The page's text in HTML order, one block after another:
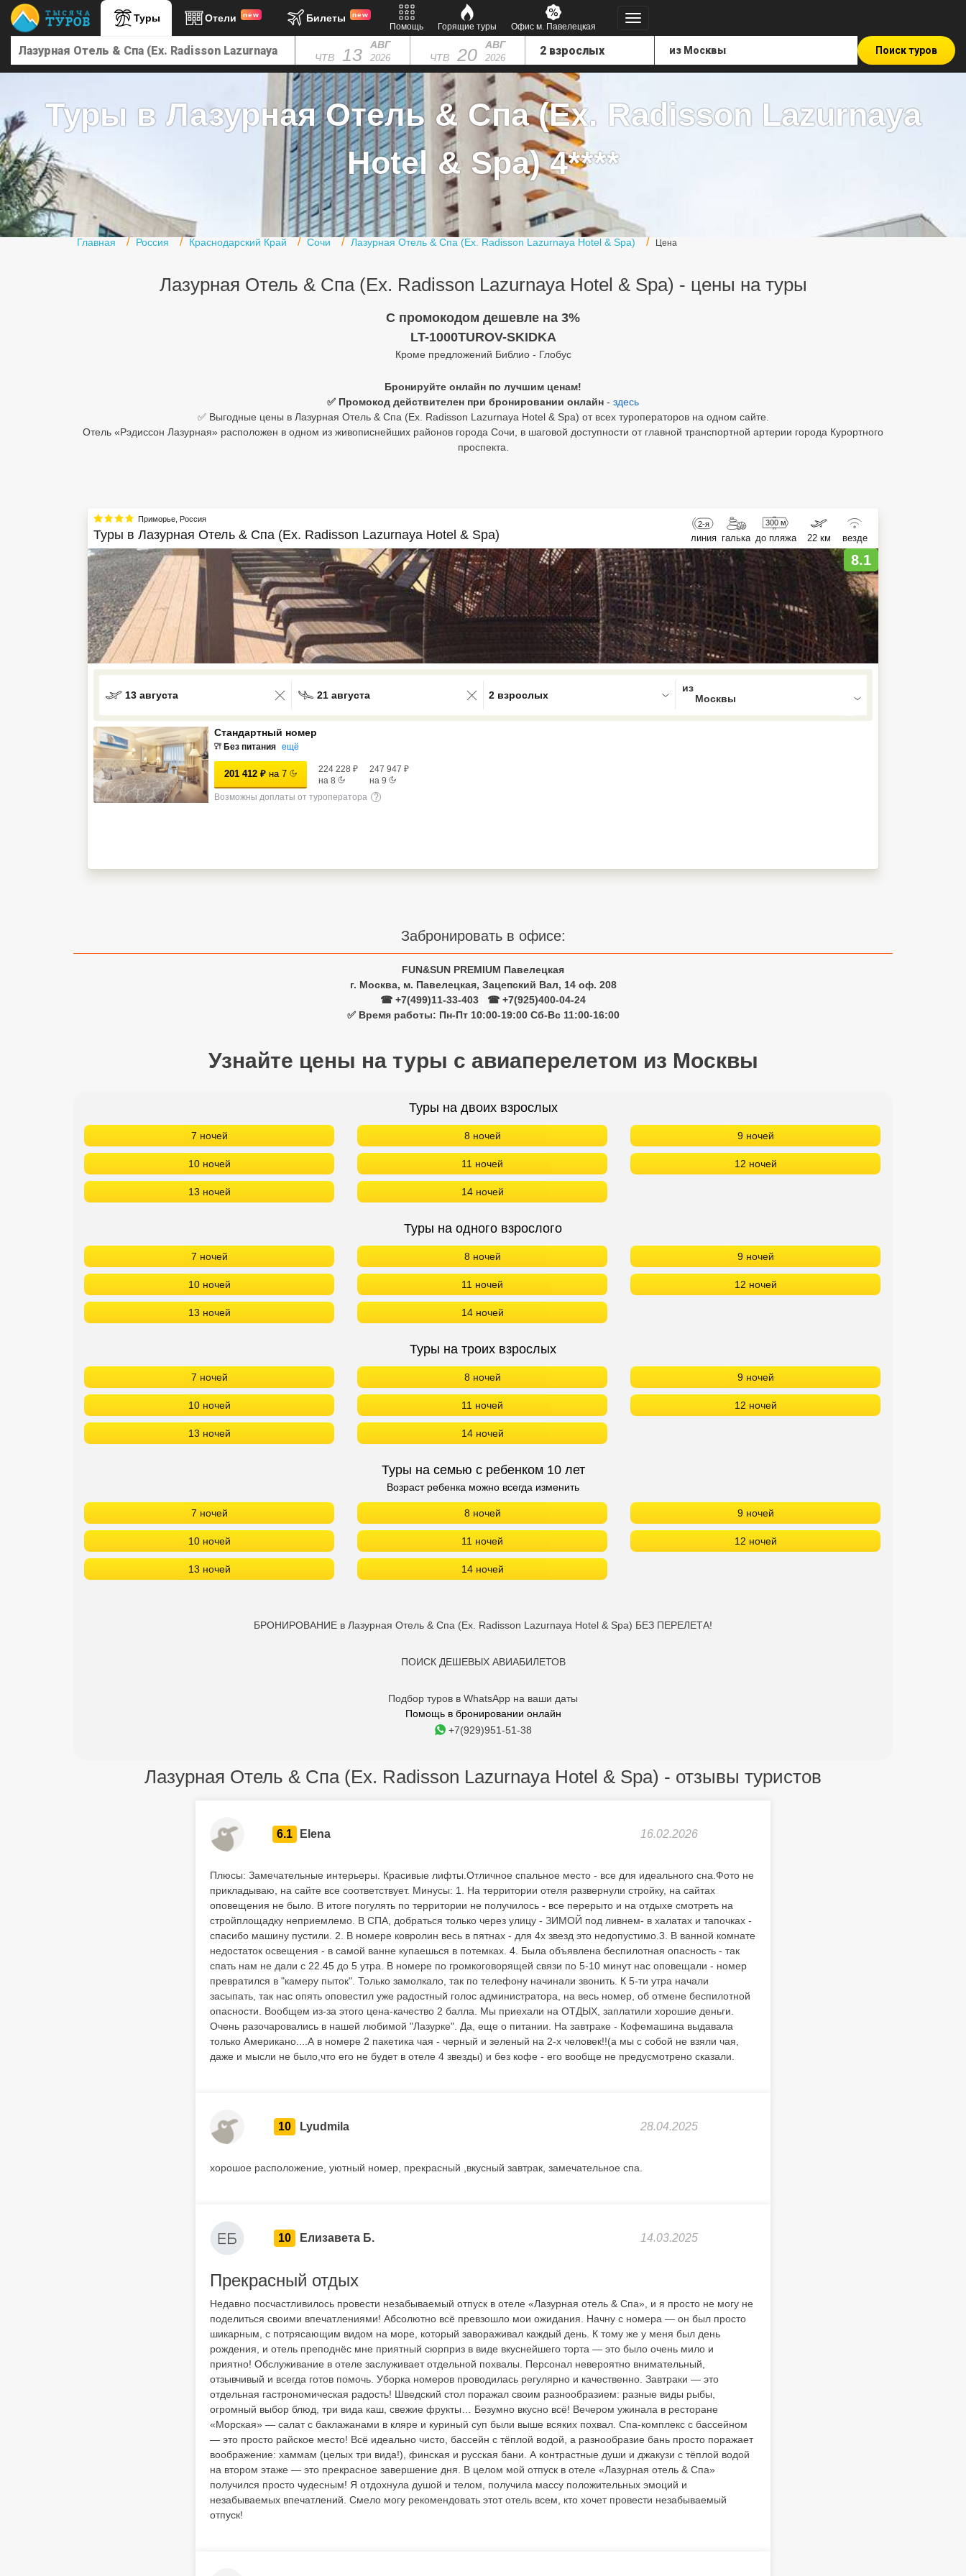
Туры Отели new Билеты new
Помощь Горящие туры Офис м. Павелецкая
ЧТВ 13 АВГ
2026 ЧТВ 20 АВГ
2026
Поиск туров
Туры в Лазурная Отель & Спа (Ex. Radisson Lazurnaya
Hotel & Spa) 4****
Главная Россия Краснодарский Край Сочи Лазурная Отель & Спа (Ex. Radisson Lazurnaya Hotel & Spa) Цена
Лазурная Отель & Спа (Ex. Radisson Lazurnaya Hotel & Spa) - цены на туры
C промокодом дешевле на 3%
LT-1000TUROV-SKIDKA
Кроме предложений Библио - Глобус
Бронируйте онлайн по лучшим ценам!
✅ Промокод действителен при бронировании онлайн - здесь
✅ Выгодные цены в Лазурная Отель & Спа (Ex. Radisson Lazurnaya Hotel & Spa) от всех туроператоров на одном сайте.
Отель «Рэдиссон Лазурная» расположен в одном из живописнейших районов города Сочи, в шаговой доступности от главной транспортной артерии города Курортного
проспекта.
Приморье Россия
Туры в Лазурная Отель & Спа (Ex. Radisson Lazurnaya Hotel & Spa)
2-я
линия галька
300 м
до пляжа 22 км везде
8.1
13 августа 21 августа
0 results available. Select is focused , press Down to open the menu,
2 взрослых
Стандартный номер
Без питания ещё
201 412 ₽ на 7 224 228 ₽
на 8
247 947 ₽
на 9
Возможны доплаты от туроператора
?
Забронировать в офисе:
FUN&SUN PREMIUM Павелецкая
г. Москва, м. Павелецкая, Зацепский Вал, 14 оф. 208
☎ +7(499)11-33-403
☎ +7(925)400-04-24
✅ Время работы: Пн-Пт 10:00-19:00 Сб-Вс 11:00-16:00
Узнайте цены на туры с авиаперелетом из Москвы
Туры на двоих взрослых
7 ночей 8 ночей 9 ночей
10 ночей 11 ночей 12 ночей
13 ночей 14 ночей
Туры на одного взрослого
7 ночей 8 ночей 9 ночей
10 ночей 11 ночей 12 ночей
13 ночей 14 ночей
Туры на троих взрослых
7 ночей 8 ночей 9 ночей
10 ночей 11 ночей 12 ночей
13 ночей 14 ночей
Туры на семью с ребенком 10 лет
Возраст ребенка можно всегда изменить
7 ночей 8 ночей 9 ночей
10 ночей 11 ночей 12 ночей
13 ночей 14 ночей
БРОНИРОВАНИЕ в Лазурная Отель & Спа (Ex. Radisson Lazurnaya Hotel & Spa) БЕЗ ПЕРЕЛЕТА!
ПОИСК ДЕШЕВЫХ АВИАБИЛЕТОВ
Подбор туров в WhatsApp на ваши даты
Помощь в бронировании онлайн
+7(929)951-51-38
Лазурная Отель & Спа (Ex. Radisson Lazurnaya Hotel & Spa) - отзывы туристов
6.1 Elena 16.02.2026
Плюсы: Замечательные интерьеры. Красивые лифты.Отличное спальное место - все для идеального сна.Фото не
прикладываю, на сайте все соответствует. Минусы: 1. На территории отеля развернули стройку, на сайтах
оповещения не было. В итоге погулять по территории не получилось - все перерыто и на отдыхе смотреть на
стройплощадку неприемлемо. В СПА, добраться только через улицу - ЗИМОЙ под ливнем- в халатах и тапочках -
спасибо машину пустили. 2. В номере ковролин весь в пятнах - для 4х звезд это недопустимо.3. В ванной комнате
недостаток освещения - в самой ванне купаешься в потемках. 4. Была объявлена беспилотная опасность - так
спать нам не дали с 22.45 до 5 утра. В номере по громкоговорящей связи по 5-10 минут нас оповещали - номер
превратился в "камеру пыток". Только замолкало, так по телефону начинали звонить. К 5-ти утра начали
засыпать, так нас опять оповестил уже радостный голос администратора, на весь номер, об отмене беспилотной
опасности. Вообщем из-за этого цена-качество 2 балла. Мы приехали на ОТДЫХ, заплатили хорошие деньги.
Очень разочаровались в нашей любимой "Лазурке". Да, еще о питании. На завтраке - Кофемашина выдавала
только Американо....А в номере 2 пакетика чая - черный и зеленый на 2-х человек!!(а мы с собой не взяли чая,
даже и мысли не было,что его не будет в отеле 4 звезды) и без кофе - его вообще не предусмотрено сказали.
10 Lyudmila 28.04.2025
хорошое расположение, уютный номер, прекрасный ,вкусный завтрак, замечательное спа.
10 Елизавета Б. 14.03.2025
Прекрасный отдых
Недавно посчастливилось провести незабываемый отпуск в отеле «Лазурная отель & Спа», и я просто не могу не
поделиться своими впечатлениями! Абсолютно всё превзошло мои ожидания. Начну с номера — он был просто
шикарным, с потрясающим видом на море, который завораживал каждый день. К тому же у меня был день
рождения, и отель преподнёс мне приятный сюрприз в виде вкуснейшего торта — это было очень мило и
приятно! Обслуживание в отеле заслуживает отдельной похвалы. Персонал невероятно внимательный,
отзывчивый и всегда готов помочь. Уборка номеров проводилась регулярно и качественно. Завтраки — это
отдельная гастрономическая радость! Шведский стол поражал своим разнообразием: разные виды рыбы,
огромный выбор блюд, три вида каш, свежие фрукты… Безумно вкусно всё! Вечером ужинала в ресторане
«Морская» — салат с баклажанами в кляре и куриный суп были выше всяких похвал. Спа-комплекс с бассейном
— это просто райское место! Всё идеально чисто, бассейн с тёплой водой, а разнообразие бань просто поражает
воображение: хаммам (целых три вида!), финская и русская бани. А контрастные души и джакузи с тёплой водой
на втором этаже — это прекрасное завершение дня. В целом мой отпуск в отеле «Лазурная отель & Спа»
получился просто чудесным! Я отдохнула душой и телом, получила массу положительных эмоций и
незабываемых впечатлений. Смело могу рекомендовать этот отель всем, кто хочет провести незабываемый
отпуск!
Главная
Туры в Египет
Туры в ОАЭ
Офис г. Москва
Помощь
Подборки отелей
Большой Сочи
Кав Мин Воды
Экскурсионные туры
ТОП 10 лучших отелей 5*
ТОП 10 недорогих отелей
Недорогие отели 4*
Сетевые отели Вьетнама
Сетевые отели Мальдив
Сетевые отели Сейшел